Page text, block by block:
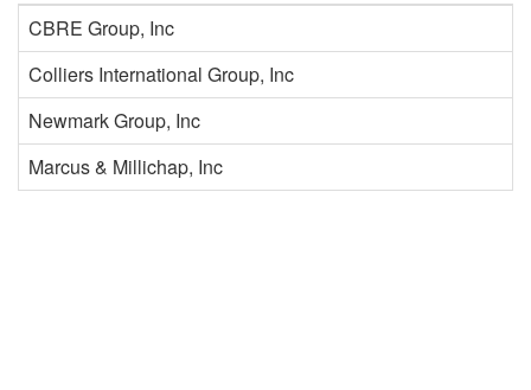
CBRE Group, Inc
Colliers International Group, Inc
Newmark Group, Inc
Marcus & Millichap, Inc